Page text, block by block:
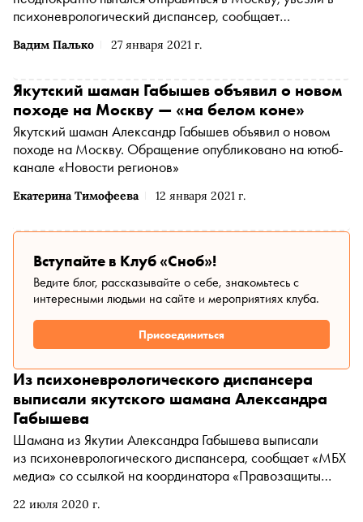
Вадим Палько 27 января 2021 г.
психоневрологический диспансер, сообщает
Екатерина Тимофеева 12 января 2021 г.
Якутский шаман Габышев объявил о новом
походе на Москву — «на белом коне»
Якутский шаман Александр Габышев объявил о новом
походе на Москву. Обращение опубликовано на ютюб-
канале «Новости регионов»
Вступайте в Клуб «Сноб»!
Ведите блог, рассказывайте о себе, знакомьтесь с
интересными людьми на сайте и мероприятиях клуба.
Присоединиться
22 июля 2020 г.
Из психоневрологического диспансера
выписали якутского шамана Александра
Габышева
Шамана из Якутии Александра Габышева выписали
из психоневрологического диспансера, сообщает «МБХ
медиа» со ссылкой на координатора «Правозащиты
Алексей Александрович признан иностранным агентом